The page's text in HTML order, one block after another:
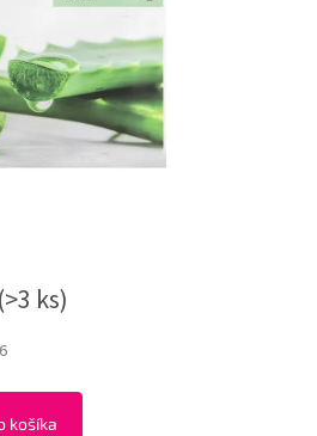
(>3 ks)
košíka